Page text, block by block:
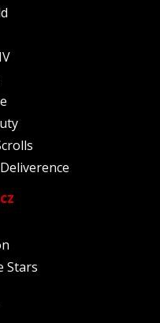
Stars